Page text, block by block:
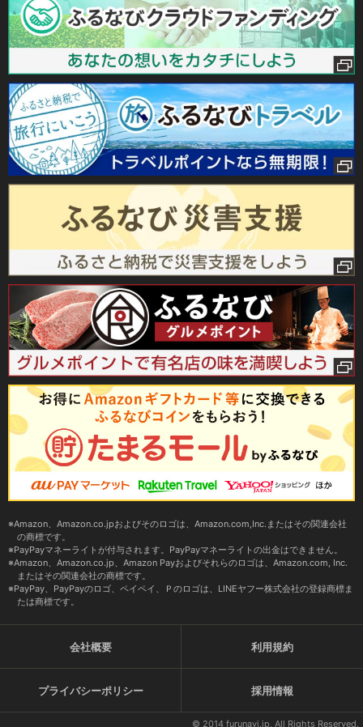
Amazon、Amazon.co.jpおよびそのロゴは、Amazon.com,Inc.またはその関連会社
の商標です。
PayPayマネーライトが付与されます。PayPayマネーライトの出金はできません。
Amazon、Amazon.co.jp、Amazon Payおよびそれらのロゴは、Amazon.com, Inc.
またはその関連会社の商標です。
PayPay、PayPayのロゴ、ペイペイ、Ｐのロゴは、LINEヤフー株式会社の登録商標ま
たは商標です。
会社概要 利用規約
プライバシーポリシー 採用情報
© 2014 furunavi.jp, All Rights Reserved.